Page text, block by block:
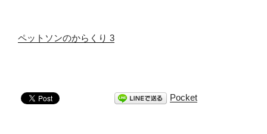
ペットソンのからくり 3
Pocket